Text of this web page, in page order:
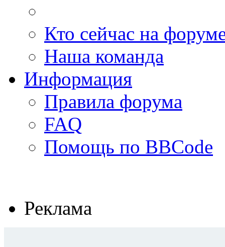
Кто сейчас на
Наша команда
Информация
Правила форума
FAQ
Помощь по BBCode
Реклама